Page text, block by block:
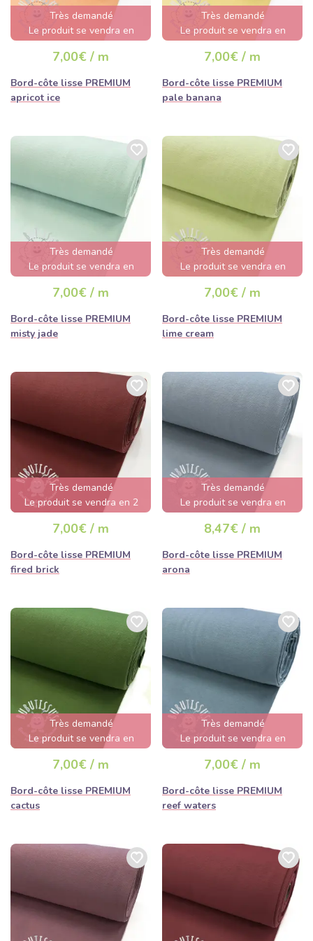
Très demandé
Le produit se vendra en
quelques heures
7,00€ / m
Bord-côte lisse PREMIUM
apricot ice
Très demandé
Le produit se vendra en
quelques heures
7,00€ / m
Bord-côte lisse PREMIUM
pale banana
Très demandé
Le produit se vendra en
quelques heures
7,00€ / m
Bord-côte lisse PREMIUM
misty jade
Très demandé
Le produit se vendra en
quelques heures
7,00€ / m
Bord-côte lisse PREMIUM
lime cream
Très demandé
Le produit se vendra en 2
jours
7,00€ / m
Bord-côte lisse PREMIUM
fired brick
Très demandé
Le produit se vendra en
quelques heures
8,47€ / m
Bord-côte lisse PREMIUM
arona
Très demandé
Le produit se vendra en
quelques heures
7,00€ / m
Bord-côte lisse PREMIUM
cactus
Très demandé
Le produit se vendra en
quelques heures
7,00€ / m
Bord-côte lisse PREMIUM
reef waters